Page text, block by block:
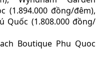
(1.894.000 đồng/đêm),
Quốc (1.808.000 đồng/
Boutique Phu Quoc